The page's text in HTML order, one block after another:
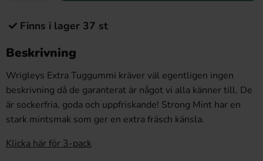
Finns i lager 37 st
Beskrivning
Wrigleys Extra Tuggummi kräver väl egentligen ingen
beskrivning då de garanterat är något vi alla känner till. De
är sockerfria, goda och uppfriskande! Strong Mint har en
stark mintsmak som ger en extra fräsch känsla.
Klicka här för 3-pack